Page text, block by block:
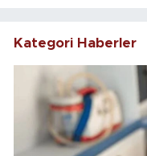
Kategori Haberler